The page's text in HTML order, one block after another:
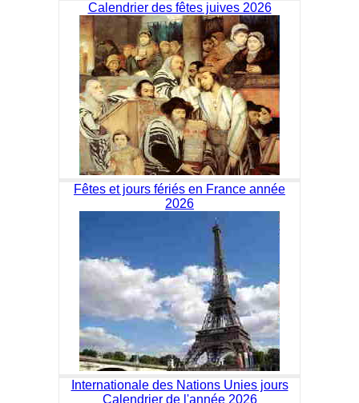
Calendrier des fêtes juives 2026
Fêtes et jours fériés en France année
2026
Internationale des Nations Unies jours
Calendrier de l'année 2026